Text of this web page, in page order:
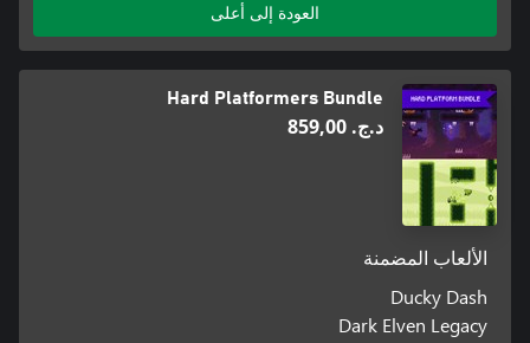
العودة إلى أعلى
Hard Platformers Bundle
د.ج.‏ 859,00
الألعاب المضمنة
Ducky Dash
Dark Elven Legacy